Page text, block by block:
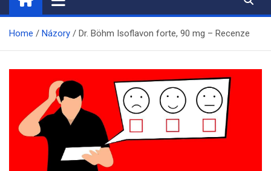
Home Názory Dr. Böhm Isoflavon forte, 90 mg – Recenze